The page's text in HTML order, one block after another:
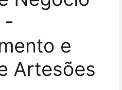
-
e
Artesões